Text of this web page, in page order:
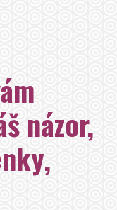
názor,